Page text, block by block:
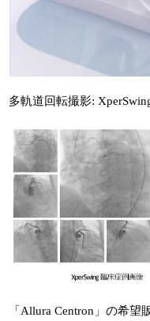
多軌道回転撮影:
「Allura Centron」の希